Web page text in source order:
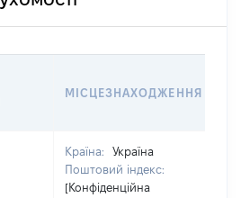
МІСЦЕЗНАХОДЖЕННЯ
Країна:
Україна
Поштовий індекс:
[Конфіденційна